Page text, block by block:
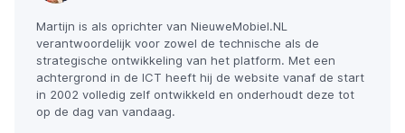
Martijn is als oprichter van NieuweMobiel.NL
verantwoordelijk voor zowel de technische als de
strategische ontwikkeling van het platform. Met een
achtergrond in de ICT heeft hij de website vanaf de start
in 2002 volledig zelf ontwikkeld en onderhoudt deze tot
op de dag van vandaag.